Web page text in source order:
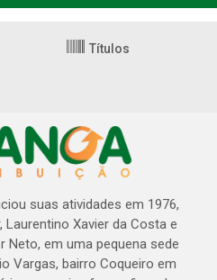
Títulos
suas atividades em 1976,
Xavier da Costa e
Neto, em uma pequena sede
Vargas, bairro Coqueiro em